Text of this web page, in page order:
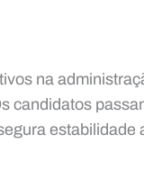
na
candidatos
estabilidade